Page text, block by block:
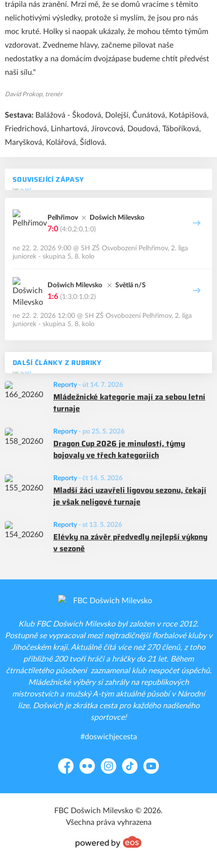
SOUVISEJÍCÍ ZÁPASY
Pelhřimov Došwich Milevsko
7:0 (4:0,2:0,1:0)
ne 22. 2. 2026 9:00 @ SH ZŠ Osvobození Pelhřimov, 2. liga
juniorek - skupina 5, 8. kolo
Došwich Milevsko Světlá n/S
1:6 (1:3,0:1,0:2)
ne 22. 2. 2026 12:00 @ SH ZŠ Osvobození Pelhřimov, 2. liga
juniorek - skupina 5, 8. kolo
DALŠÍ ČLÁNKY Z RUBRIKY
Reporty - út 14. 7. 2026
Mládežnické kategorie mají za sebou letní
turnaje
Reporty - po 25. 5. 2026
Dragon Cup 2026 je minulostí, týmy
bojovaly ve třech kategoriích
Reporty - čt 14. 5. 2026
Mladší žáci uzavřeli ligovou sezonu, čekají
je však neligové turnaje
Reporty - st 13. 5. 2026
Elévky na závěr předvedly nejlepší výkony
v sezoně
trápila nás zranění. Mrzí mě, že se domů vracíme s těmito
nelichotivými výsledky, protože si myslím, že jsou pro nás
moc kruté. Holky si naopak ukázaly, že mohou těmto týmům
vzdorovat. Zvedneme hlavy, začneme pilovat naše
nedostatky a na domácím dvojzápase budeme chtít předvést
naši sílu."
David Prokop, trenér
Sestava: Balážová - Škodová, Dolejší, Čunátová, Kotápišová,
Friedrichová, Linhartová, Jírovcová, Doudová, Táboříková,
Maryšková, Kolářová, Šídlová.
Klub FBC Došwich Milevsko byl založen v roce 2012.
Postupně se vypracoval mezi nejtradičnější florbalové kluby v
Jihočeském kraji. Aktuálně čítá více než 270 členů, z toho
přibližně 200 tvoří hráči a hráčky do 21 let. Během
čtrnáctiletého působení zaznamenal klub nespočet úspěchů.
Mládežnické výběry si zahrály na republikových
mistrovstvích a mužský A-tým aktuálně působí v Národní
lize. Došwich je zkrátka cesta pro každého nadšeného
sportovce!
#doswichjecesta
FacebookFlickr Instagram
TikTok YouTube
FBC Došwich Milevsko © 2026.
Všechna práva vyhrazena